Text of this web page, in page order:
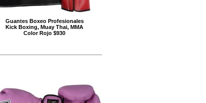
Guantes Boxeo Profesionales
Kick Boxing, Muay Thai, MMA
Color Rojo $930